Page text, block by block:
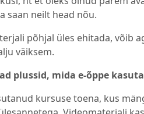
saan neilt head nõu.
põhjal üles ehitada, võib
väiksem.
plussid, mida e-õppe
kursuse toena, kus